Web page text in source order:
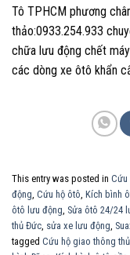
Tô TPHCM phương
thảo:0933.254.933
chữa lưu động chết
các dòng xe ôtô khẩn
This entry was posted in Cứu
động Cứu hộ ôtô Kích bình
ôtô lưu động Sửa ôtô 24/24
thủ Đức sửa xe lưu động
tagged Cứu hộ giao thông